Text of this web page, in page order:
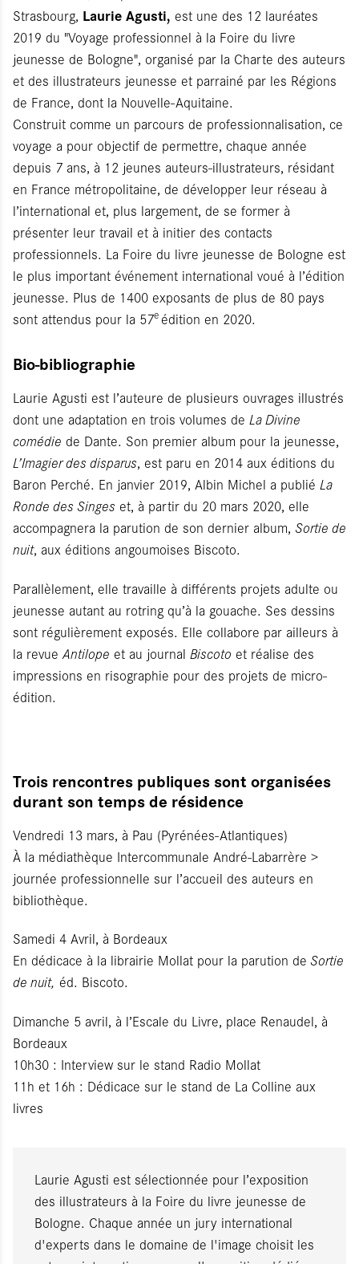
Strasbourg, Laurie Agusti, est une des 12 lauréates
2019 du "Voyage professionnel à la Foire du livre
jeunesse de Bologne", organisé par la Charte des auteurs
et des illustrateurs jeunesse et parrainé par les Régions
de France, dont la Nouvelle-Aquitaine.
Construit comme un parcours de professionnalisation, ce
voyage a pour objectif de permettre, chaque année
depuis 7 ans, à 12 jeunes auteurs-illustrateurs, résidant
en France métropolitaine, de développer leur réseau à
l’international et, plus largement, de se former à
présenter leur travail et à initier des contacts
professionnels. La Foire du livre jeunesse de Bologne est
le plus important événement international voué à l’édition
jeunesse. Plus de 1400 exposants de plus de 80 pays
sont attendus pour la 57e édition en 2020.
Bio-bibliographie
Laurie Agusti est l’auteure de plusieurs ouvrages illustrés
dont une adaptation en trois volumes de La Divine
comédie de Dante. Son premier album pour la jeunesse,
L’Imagier des disparus, est paru en 2014 aux éditions du
Baron Perché. En janvier 2019, Albin Michel a publié La
Ronde des Singes et, à partir du 20 mars 2020, elle
accompagnera la parution de son dernier album, Sortie de
nuit, aux éditions angoumoises Biscoto.
Parallèlement, elle travaille à différents projets adulte ou
jeunesse autant au rotring qu’à la gouache. Ses dessins
sont régulièrement exposés. Elle collabore par ailleurs à
la revueAntilope et au journal Biscoto et réalise des
impressions en risographie pour des projets de micro-
édition.
Trois rencontres publiques sont organisées
durant son temps de résidence
Vendredi 13 mars, à Pau (Pyrénées-Atlantiques)
À la médiathèque Intercommunale André-Labarrère >
journée professionnelle sur l’accueil des auteurs en
bibliothèque.
Samedi 4 Avril, à Bordeaux
En dédicace à la librairie Mollat pour la parution de Sortie
de nuit, éd. Biscoto.
Dimanche 5 avril, à l’Escale du Livre, place Renaudel, à
Bordeaux
10h30 : Interview sur le stand Radio Mollat
11h et 16h : Dédicace sur le stand de La Colline aux
livres
Laurie Agusti est sélectionnée pour l’exposition
des illustrateurs à la Foire du livre jeunesse de
Bologne. Chaque année un jury international
d'experts dans le domaine de l'image choisit les